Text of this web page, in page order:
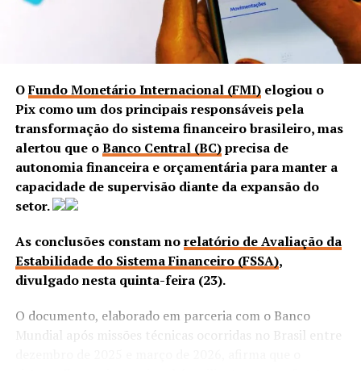
OFundo Monetário Internacional (FMI)elogiou o
Pix como um dos principais responsáveis pela
transformação do sistema financeiro brasileiro, mas
alertou que oBanco Central (BC)precisa de
autonomia financeira e orçamentária para manter a
capacidade de supervisão diante da expansão do
setor.
As conclusões constam norelatório de Avaliação da
Estabilidade do Sistema Financeiro (FSSA),
divulgado nesta quinta-feira (23).
O documento, elaborado em parceria com o Banco
Mundial após missões técnicas ocorridas no Brasil entre